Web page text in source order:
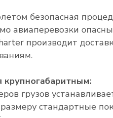
безопасная
авиаперевозки
производит
крупногабаритным:
грузов
стандартные